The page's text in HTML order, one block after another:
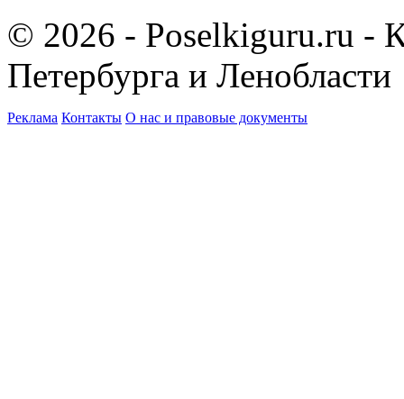
© 2026 - Poselkiguru.ru -
Петербурга и Ленобласти
Реклама Контакты О нас и правовые документы